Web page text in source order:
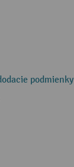
podmienky